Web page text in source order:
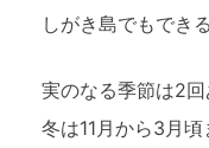
しがき島でもでき
実のなる季節は2回
冬は11月から3月頃